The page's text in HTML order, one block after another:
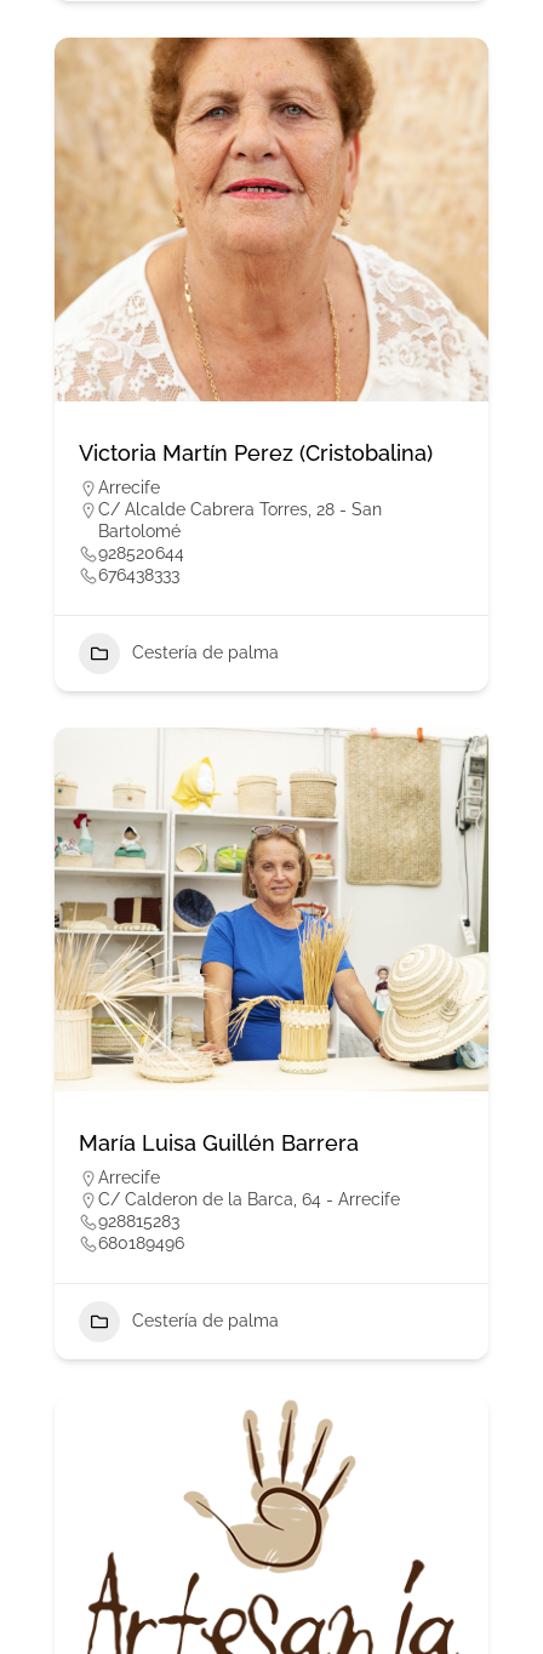
Victoria Martín Perez (Cristobalina)
Arrecife
C/ Alcalde Cabrera Torres, 28 - San
Bartolomé
928520644
676438333
Cestería de palma
María Luisa Guillén Barrera
Arrecife
C/ Calderon de la Barca, 64 - Arrecife
928815283
680189496
Cestería de palma